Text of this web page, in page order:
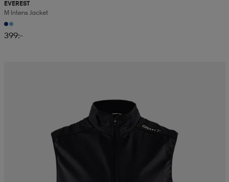
EVEREST
M Intens Jacket
399:-